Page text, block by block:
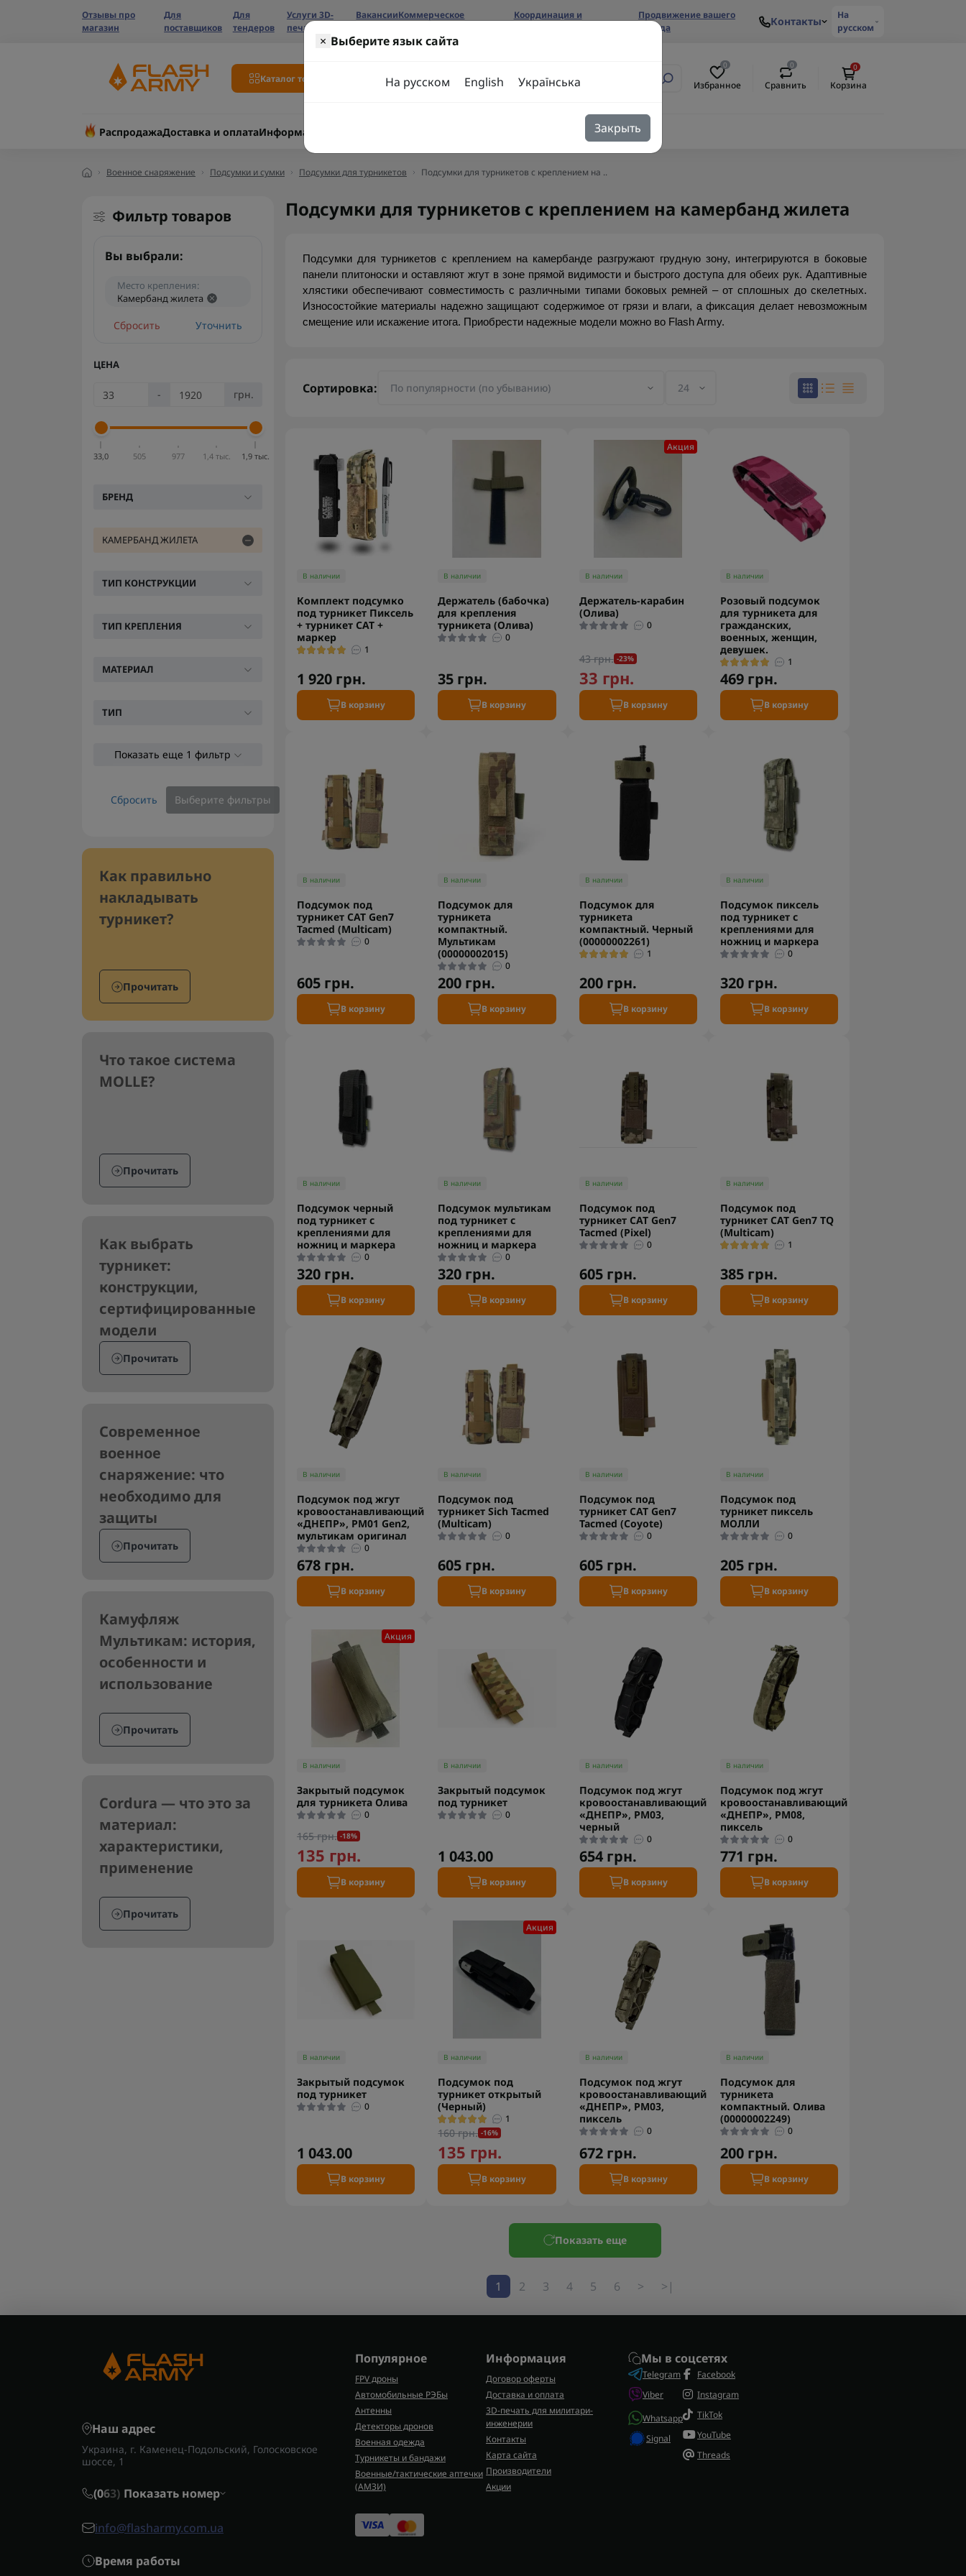
Отзывы про
магазин
Для
поставщиков
Для
тендеров
Услуги 3D-
печати
ВакансииКоммерческое
Координация и
Продвижение вашего
бренда
Контакты
На
русском
Каталог товаров
0
Избранное
0
Сравнить
0
Корзина
РаспродажаДоставка и оплатаИнформация
Военное снаряжение Подсумки и сумки Подсумки для турникетов Подсумки для турникетов с креплением на ..
× Выберите язык сайта
На русском English Українська
Закрыть
Фильтр товаров
Вы выбрали:
Место крепления:
Камербанд жилета
Сбросить Уточнить
ЦЕНА
- грн.
33,0 505 977 1,4 тыс. 1,9 тыс.
БРЕНД
КАМЕРБАНД ЖИЛЕТА
ТИП КОНСТРУКЦИИ
ТИП КРЕПЛЕНИЯ
МАТЕРИАЛ
ТИП
Показать еще 1 фильтр
Сбросить Выберите фильтры
Как правильно
накладывать
турникет?
Прочитать
Что такое система
MOLLE?
Прочитать
Как выбрать
турникет:
конструкции,
сертифицированные
модели
Прочитать
Современное
военное
снаряжение: что
необходимо для
защиты
Прочитать
Камуфляж
Мультикам: история,
особенности и
использование
Прочитать
Cordura — что это за
материал:
характеристики,
применение
Прочитать
Подсумки для турникетов с креплением на камербанд жилета
Подсумки для турникетов с креплением на камербанде разгружают грудную зону, интегрируются в боковые
панели плитоноски и оставляют жгут в зоне прямой видимости и быстрого доступа для обеих рук. Адаптивные
хлястики обеспечивают совместимость с различными типами боковых ремней – от сплошных до скелетных.
Износостойкие материалы надежно защищают содержимое от грязи и влаги, а фиксация делает невозможным
смещение или искажение итога. Приобрести надежные модели можно во Flash Army.
Сортировка:
В наличии
Комплект подсумко
под турникет Пиксель
+ турникет САТ +
маркер
1
1 920 грн.
В корзину
В наличии
Держатель (бабочка)
для крепления
турникета (Олива)
0
35 грн.
В корзину
Акция
В наличии
Держатель-карабин
(Олива)
0
43 грн. -23%
33 грн.
В корзину
В наличии
Розовый подсумок
для турникета для
гражданских,
военных, женщин,
девушек.
1
469 грн.
В корзину
В наличии
Подсумок под
турникет CAT Gen7
Tacmed (Multicam)
0
605 грн.
В корзину
В наличии
Подсумок для
турникета
компактный.
Мультикам
(00000002015)
0
200 грн.
В корзину
В наличии
Подсумок для
турникета
компактный. Черный
(00000002261)
1
200 грн.
В корзину
В наличии
Подсумок пиксель
под турникет с
креплениями для
ножниц и маркера
0
320 грн.
В корзину
В наличии
Подсумок черный
под турникет с
креплениями для
ножниц и маркера
0
320 грн.
В корзину
В наличии
Подсумок мультикам
под турникет с
креплениями для
ножниц и маркера
0
320 грн.
В корзину
В наличии
Подсумок под
турникет CAT Gen7
Tacmed (Pixel)
0
605 грн.
В корзину
В наличии
Подсумок под
турникет CAT Gen7 TQ
(Multicam)
1
385 грн.
В корзину
В наличии
Подсумок под жгут
кровоостанавливающий
«ДНЕПР», РМ01 Gen2,
мультикам оригинал
0
678 грн.
В корзину
В наличии
Подсумок под
турникет Sich Tacmed
(Multicam)
0
605 грн.
В корзину
В наличии
Подсумок под
турникет CAT Gen7
Tacmed (Coyote)
0
605 грн.
В корзину
В наличии
Подсумок под
турникет пиксель
МОЛЛИ
0
205 грн.
В корзину
Акция
В наличии
Закрытый подсумок
для турникета Олива
0
165 грн. -18%
135 грн.
В корзину
В наличии
Закрытый подсумок
под турникет
0
1 043.00
В корзину
В наличии
Подсумок под жгут
кровоостанавливающий
«ДНЕПР», РМ03,
черный
0
654 грн.
В корзину
В наличии
Подсумок под жгут
кровоостанавливающий
«ДНЕПР», РМ08,
пиксель
0
771 грн.
В корзину
В наличии
Закрытый подсумок
под турникет
0
1 043.00
В корзину
Акция
В наличии
Подсумок под
турникет открытый
(Черный)
1
160 грн. -16%
135 грн.
В корзину
В наличии
Подсумок под жгут
кровоостанавливающий
«ДНЕПР», РМ03,
пиксель
0
672 грн.
В корзину
В наличии
Подсумок для
турникета
компактный. Олива
(00000002249)
0
200 грн.
В корзину
Показать еще
1 2 3 4 5 6 > >|
Наш адрес
Украина, г. Каменец-Подольский, Голосковское
шоссе, 1
(063) Показать номер
info@flasharmy.com.ua
Время работы
Популярное
FPV дроны
Автомобильные РЭБы
Антенны
Детекторы дронов
Военная одежда
Турникеты и бандажи
Военные/тактические аптечки
(AMЗИ)
Информация
Договор оферты
Доставка и оплата
3D-печать для милитари-
инженерии
Контакты
Карта сайта
Производители
Акции
Мы в соцсетях
Telegram
Viber
Whatsapp
Signal
Facebook
Instagram
TikTok
YouTube
Threads